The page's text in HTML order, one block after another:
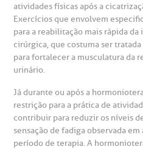
BP Mirante
Saiba mais
a BP
de veracidade de
atendimento
Cirurgia
atividades físicas após a
Exercícios que envolvem
para a reabilitação mais rápida
cirúrgica, que costuma ser
para fortalecer a musculatura da
urinário.
Já durante ou após a
restrição para a prática de
contribuir para reduzir os níveis
sensação de fadiga observada
período de terapia. A